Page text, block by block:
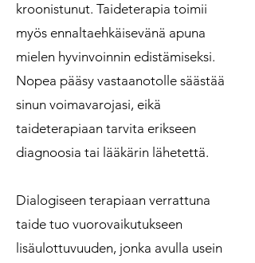
kroonistunut. Taideterapia toimii
myös ennaltaehkäisevänä apuna
mielen hyvinvoinnin edistämiseksi.
Nopea pääsy vastaanotolle säästää
sinun voimavarojasi, eikä
taideterapiaan tarvita erikseen
diagnoosia tai lääkärin lähetettä.
Dialogiseen terapiaan verrattuna
taide tuo vuorovaikutukseen
lisäulottuvuuden, jonka avulla usein